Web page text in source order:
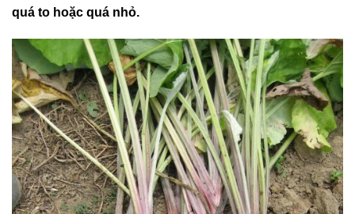
quá to hoặc quá nhỏ.